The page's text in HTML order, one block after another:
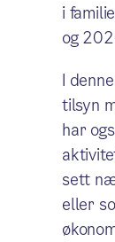
i
og
I
tilsyn
har
sett
eller